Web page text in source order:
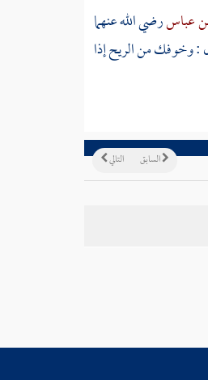
عباسرضي الله عنهما
: وخوفك من الريح إذا
التالي السابق